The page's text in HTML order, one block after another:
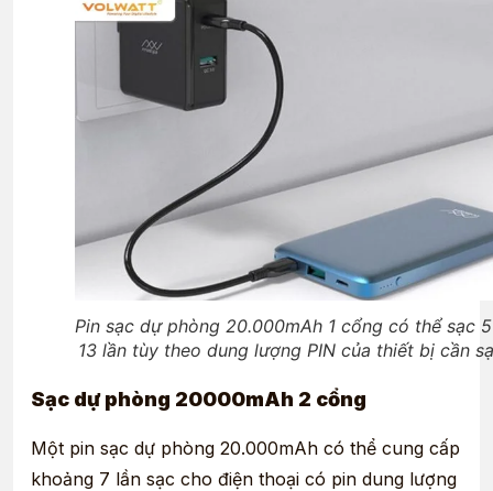
Pin sạc dự phòng 20.000mAh 1 cổng có thể sạc
13 lần tùy theo dung lượng PIN của thiết bị cần
Sạc dự phòng 20000mAh 2 cổng
Một pin sạc dự phòng 20.000mAh có thể cung cấp
khoảng 7 lần sạc cho điện thoại có pin dung lượng